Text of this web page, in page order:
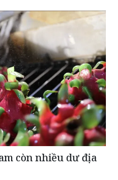
còn nhiều dư địa